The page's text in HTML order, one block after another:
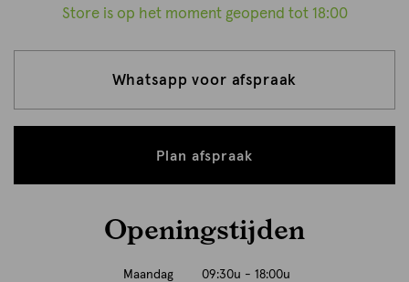
Store is op het moment geopend tot 18:00
Whatsapp voor afspraak
Plan afspraak
Openingstijden
Maandag 09:30u - 18:00u